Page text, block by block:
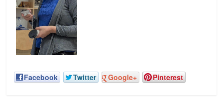
Facebook Twitter Google+ Pinterest